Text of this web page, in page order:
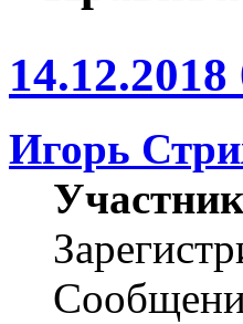
14.12.2018
Игорь
Участник